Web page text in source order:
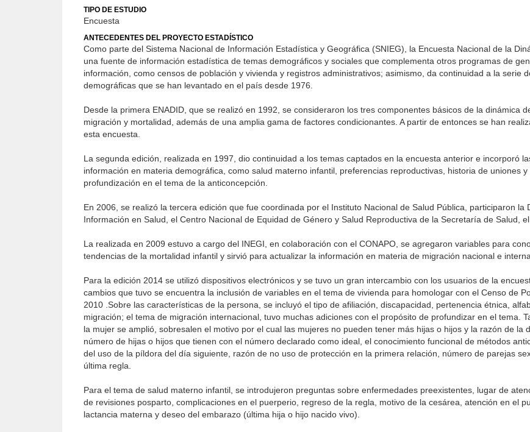
TIPO DE ESTUDIO
Encuesta
ANTECEDENTES DEL PROYECTO ESTADÍSTICO
Como parte del Sistema Nacional de Información Estadística y Geográfica (SNIEG), la Encuesta Nacional de la
una fuente de información estadística de temas demográficos y sociales que complementa otros programas de
información, como censos de población y vivienda y registros administrativos; asimismo, da continuidad a la serie
demográficas que se han levantado en el país desde 1976.
Desde la primera ENADID, que se realizó en 1992, se consideraron los tres componentes básicos de la dinámica
migración y mortalidad, además de una amplia gama de factores condicionantes. A partir de entonces se han
esta encuesta.
La segunda edición, realizada en 1997, dio continuidad a los temas captados en la encuesta anterior e incorporó
información en materia demográfica, como salud materno infantil, preferencias reproductivas, historia de uniones
profundización en el tema de la anticoncepción.
En 2006, se realizó la tercera edición que fue coordinada por el Instituto Nacional de Salud Pública, participaron la
Información en Salud, el Centro Nacional de Equidad de Género y Salud Reproductiva de la Secretaría de Salud, el
La realizada en 2009 estuvo a cargo del INEGI, en colaboración con el CONAPO, se agregaron variables para
tendencias de la mortalidad infantil y sirvió para actualizar la información en materia de migración nacional e
Para la edición 2014 se utilizó dispositivos electrónicos y se tuvo un gran intercambio con los usuarios de la
cambios que tuvo se encuentra la inclusión de variables en el tema de vivienda para homologar con el Censo de
2010 .Sobre las características de la persona, se incluyó el tipo de afiliación, discapacidad, pertenencia étnica,
migración; el tema de migración internacional, tuvo muchas adiciones con el propósito de profundizar en el tema.
la mujer se amplió, sobresalen el motivo por el cual las mujeres no pueden tener más hijas o hijos y la razón de la
número de hijas o hijos que tienen con el número declarado como ideal, el conocimiento funcional de métodos
del uso de la píldora del día siguiente, razón de no uso de protección en la primera relación, número de parejas
última regla.
Para el tema de salud materno infantil, se introdujeron preguntas sobre enfermedades preexistentes, lugar de
de revisiones posparto, complicaciones en el puerperio, regreso de la regla, motivo de la cesárea, atención en el
lactancia materna y deseo del embarazo (última hija o hijo nacido vivo).